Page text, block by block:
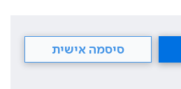
סיסמה אישית